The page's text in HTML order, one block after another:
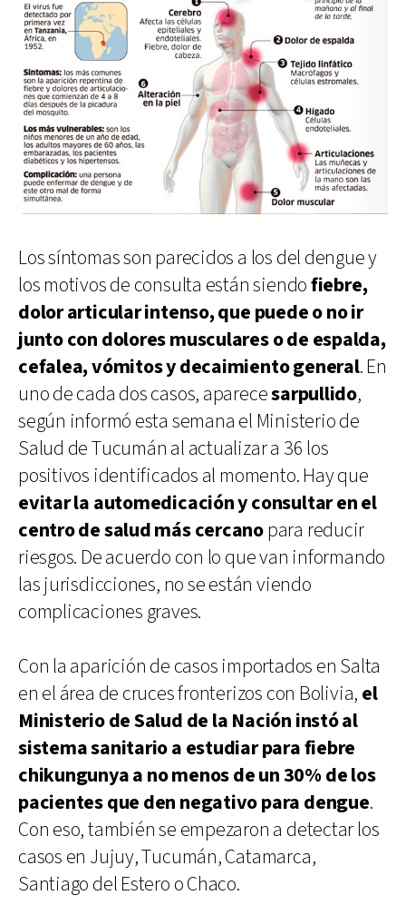
Los síntomas son parecidos a los del dengue y
los motivos de consulta están siendofiebre,
dolor articular intenso, que puede o no ir
junto con dolores musculares o de espalda,
cefalea, vómitos y decaimiento general. En
uno de cada dos casos, aparecesarpullido,
según informó esta semana el Ministerio de
Salud de Tucumán al actualizar a 36 los
positivos identificados al momento. Hay que
evitar la automedicación y consultar en el
centro de salud más cercanopara reducir
riesgos. De acuerdo con lo que van informando
las jurisdicciones, no se están viendo
complicaciones graves.
Con la aparición de casos importados en Salta
en el área de cruces fronterizos con Bolivia, el
Ministerio de Salud de la Nación instó al
sistema sanitario a estudiar para fiebre
chikungunya a no menos de un 30% de los
pacientes que den negativo para dengue.
Con eso, también se empezaron a detectar los
casos en Jujuy, Tucumán, Catamarca,
Santiago del Estero o Chaco.